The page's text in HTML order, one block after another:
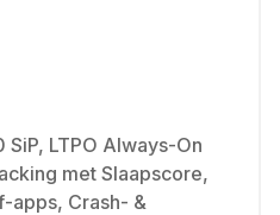
LTPO Always-On
met Slaapscore,
apps, Crash- &